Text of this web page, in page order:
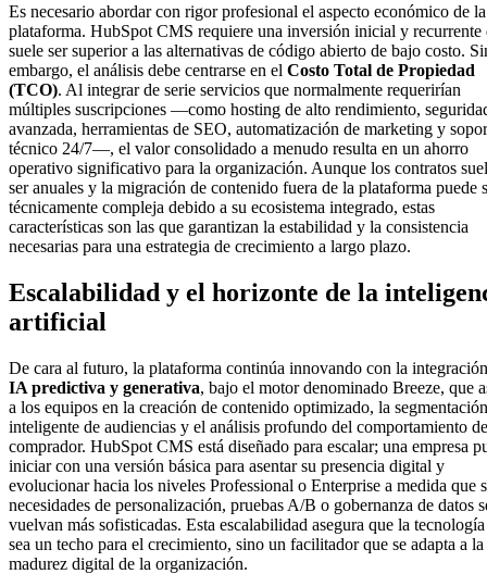
Es necesario abordar con rigor profesional el aspecto económico de la
plataforma. HubSpot CMS requiere una inversión inicial y recurrente
suele ser superior a las alternativas de código abierto de bajo costo.
embargo, el análisis debe centrarse en el Costo Total de Propiedad
(TCO). Al integrar de serie servicios que normalmente requerirían
múltiples suscripciones —como hosting de alto rendimiento,
avanzada, herramientas de SEO, automatización de marketing y
técnico 24/7—, el valor consolidado a menudo resulta en un ahorro
operativo significativo para la organización. Aunque los contratos
ser anuales y la migración de contenido fuera de la plataforma puede
técnicamente compleja debido a su ecosistema integrado, estas
características son las que garantizan la estabilidad y la consistencia
necesarias para una estrategia de crecimiento a largo plazo.
Escalabilidad y el horizonte de la
artificial
De cara al futuro, la plataforma continúa innovando con la
IA predictiva y generativa, bajo el motor denominado Breeze, que
a los equipos en la creación de contenido optimizado, la segmentación
inteligente de audiencias y el análisis profundo del comportamiento
comprador. HubSpot CMS está diseñado para escalar; una empresa
iniciar con una versión básica para asentar su presencia digital y
evolucionar hacia los niveles Professional o Enterprise a medida que
necesidades de personalización, pruebas A/B o gobernanza de datos
vuelvan más sofisticadas. Esta escalabilidad asegura que la
sea un techo para el crecimiento, sino un facilitador que se adapta a la
madurez digital de la organización.